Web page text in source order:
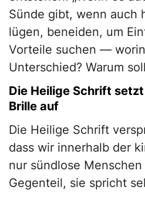
Sünde gibt, wenn auch
lügen, beneiden, um
Vorteile suchen —
Unterschied? Warum
Die Heilige Schrift
Brille auf
Die Heilige Schrift
dass wir innerhalb der
nur sündlose
Gegenteil, sie spricht